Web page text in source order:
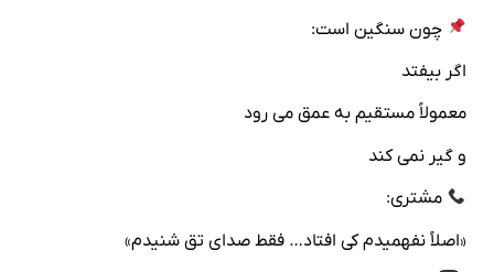
چون سنگین است:
اگر بیفتد
معمولاً مستقیم به عمق می‌ رود
و گیر نمی‌ کند
مشتری:
«اصلاً نفهمیدم کی افتاد… فقط صدای تق شنیدم»